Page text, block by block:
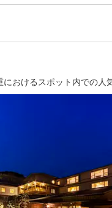
おけるスポット内での人